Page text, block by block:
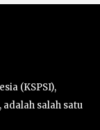
(KSPSI),
adalah salah satu